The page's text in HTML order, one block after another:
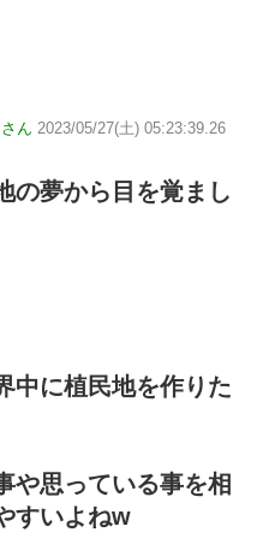
ん 2023/05/27(土) 05:23:39.26
の夢から目を覚まし
中に植民地を作りた
や思っている事を相
すいよねw